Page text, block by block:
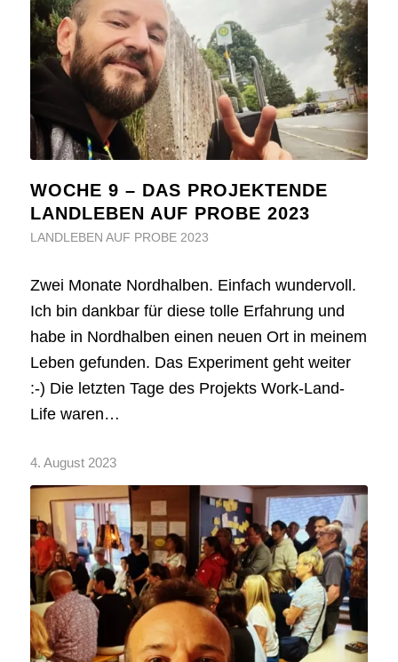
WOCHE 9 – DAS PROJEKTENDE
LANDLEBEN AUF PROBE 2023
LANDLEBEN AUF PROBE 2023
Zwei Monate Nordhalben. Einfach wundervoll.
Ich bin dankbar für diese tolle Erfahrung und
habe in Nordhalben einen neuen Ort in meinem
Leben gefunden. Das Experiment geht weiter
:-) Die letzten Tage des Projekts Work-Land-
Life waren…
4. August 2023